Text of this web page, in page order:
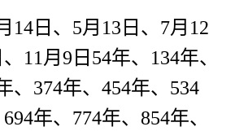
14日、5月13日、7月12
11月9日54年、134年、
、374年、454年、534
年、774年、854年、